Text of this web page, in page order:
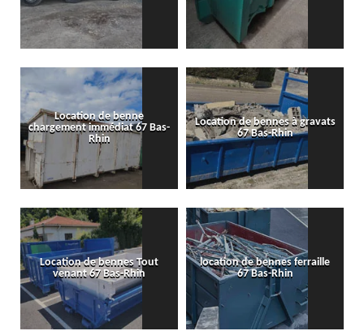
Location de benne
chargement immédiat 67 Bas-
Rhin
Location de bennes à gravats
67 Bas-Rhin
Location de bennes Tout
venant 67 Bas-Rhin
location de bennes ferraille
67 Bas-Rhin